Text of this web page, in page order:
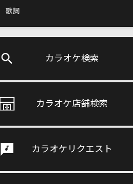
歌詞
カラオケ検索
カラオケ店舗検索
カラオケリクエスト